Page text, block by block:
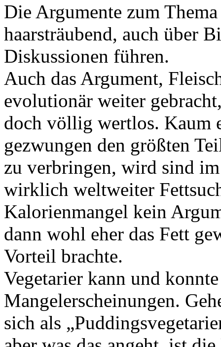
Die Argumente zum
haarsträubend, auch über
Diskussionen führen.
Auch das Argument,
evolutionär weiter
doch völlig wertlos. Kaum
gezwungen den größten
zu verbringen, wird sind
wirklich weltweiter
Kalorienmangel kein
dann wohl eher das Fett
Vorteil brachte.
Vegetarier kann und
Mangelerscheinungen.
sich als